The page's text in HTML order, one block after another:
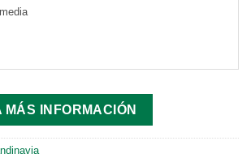
MÁS INFORMACIÓN